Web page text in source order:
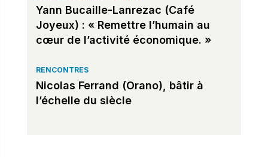
Yann Bucaille-Lanrezac (Café
Joyeux) : « Remettre l’humain au
cœur de l’activité économique. »
RENCONTRES
Nicolas Ferrand (Orano), bâtir à
l’échelle du siècle